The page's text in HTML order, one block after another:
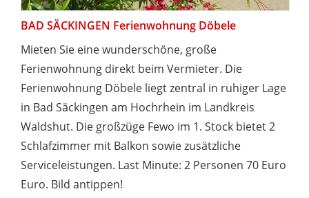
BAD SÄCKINGEN Ferienwohnung Döbele
Mieten Sie eine wunderschöne, große
Ferienwohnung direkt beim Vermieter. Die
Ferienwohnung Döbele liegt zentral in ruhiger Lage
in Bad Säckingen am Hochrhein im Landkreis
Waldshut. Die großzüge Fewo im 1. Stock bietet 2
Schlafzimmer mit Balkon sowie zusätzliche
Serviceleistungen. Last Minute: 2 Personen 70 Euro
Euro. Bild antippen!